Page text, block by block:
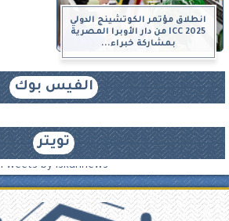
انطلاق مؤتمر الكوتشينج الدولي
ICC 2025 من دار الأوبرا المصرية
بمشاركة خبراء...
الفيس بوك
تويتر
Tweets by iskannews